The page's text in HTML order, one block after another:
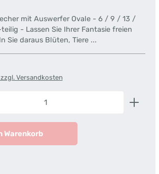
mit Auswerfer Ovale - 6 / 9 / 13 /
- Lassen Sie Ihrer Fantasie freien
Sie daraus Blüten, Tiere ...
Versandkosten
Gib den gewünschten Wert ein
Warenkorb